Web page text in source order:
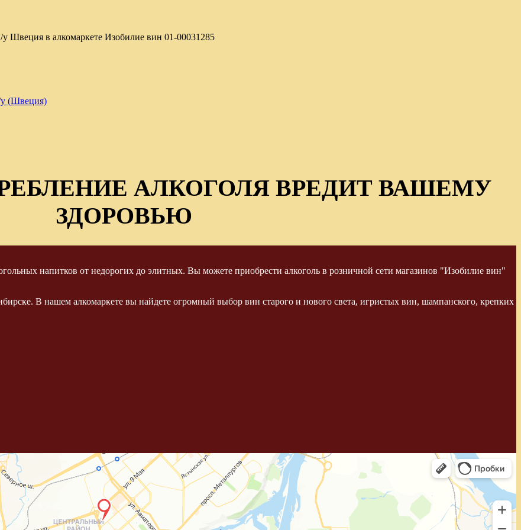
Швеция в алкомаркете Изобилие вин 01-00031285
(Швеция)
АЛКОГОЛЯ ВРЕДИТ ВАШЕМУ
ЗДОРОВЬЮ
напитков от недорогих до элитных. Вы можете приобрести алкоголь в розничной сети магазинов "Изобилие вин"
В нашем алкомаркете вы найдете огромный выбор вин старого и нового света, игристых вин, шампанского, крепких